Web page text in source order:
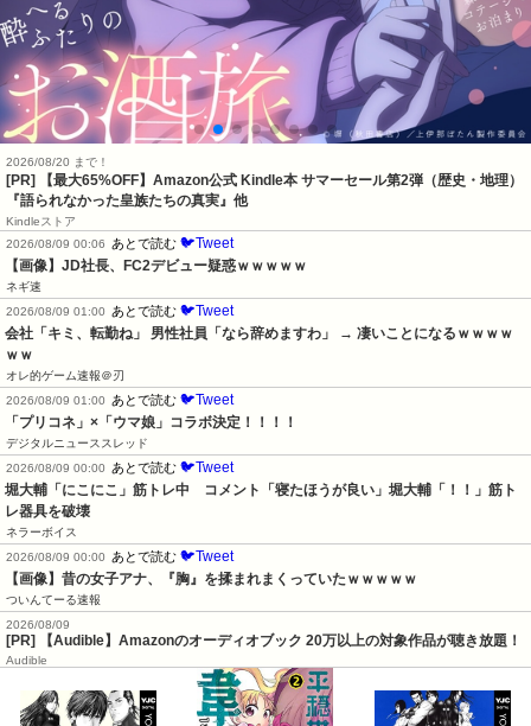
2026/08/20 まで！
[PR]
【最大65%OFF】Amazon公式 Kindle本 サマーセール第2弾（歴史・地理）
『語られなかった皇族たちの真実』他
Kindleストア
2026/08/09 00:06
あとで読む 🐦Tweet
【画像】JD社長、FC2デビュー疑惑ｗｗｗｗｗ
ネギ速
2026/08/09 01:00
あとで読む 🐦Tweet
会社「キミ、転勤ね」 男性社員「なら辞めますわ」 → 凄いことになるｗｗｗｗ
ｗｗ
オレ的ゲーム速報＠刃
2026/08/09 01:00
あとで読む 🐦Tweet
「プリコネ」×「ウマ娘」コラボ決定！！！！
デジタルニューススレッド
2026/08/09 00:00
あとで読む 🐦Tweet
堀大輔「にこにこ」筋トレ中　コメント「寝たほうが良い」堀大輔「！！」筋ト
レ器具を破壊
ネラーボイス
2026/08/09 00:00
あとで読む 🐦Tweet
【画像】昔の女子アナ、『胸』を揉まれまくっていたｗｗｗｗｗ
ついんてーる速報
2026/08/09
[PR] 【Audible】Amazonのオーディオブック 20万以上の対象作品が聴き放題！
Audible